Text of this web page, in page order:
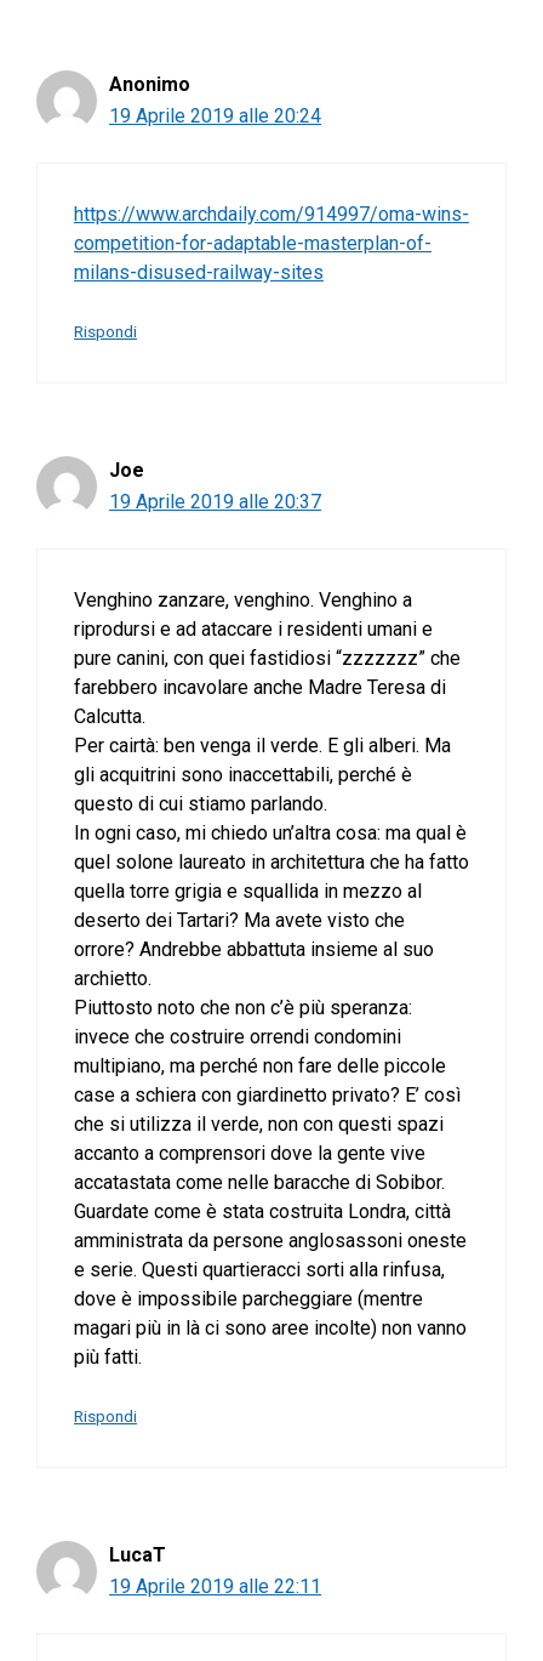
Anonimo
19 Aprile 2019 alle 20:24
https://www.archdaily.com/914997/oma-wins-
competition-for-adaptable-masterplan-of-
milans-disused-railway-sites
Rispondi
Joe
19 Aprile 2019 alle 20:37
Venghino zanzare, venghino. Venghino a
riprodursi e ad ataccare i residenti umani e
pure canini, con quei fastidiosi “zzzzzzz” che
farebbero incavolare anche Madre Teresa di
Calcutta.
Per cairtà: ben venga il verde. E gli alberi. Ma
gli acquitrini sono inaccettabili, perché è
questo di cui stiamo parlando.
In ogni caso, mi chiedo un’altra cosa: ma qual è
quel solone laureato in architettura che ha fatto
quella torre grigia e squallida in mezzo al
deserto dei Tartari? Ma avete visto che
orrore? Andrebbe abbattuta insieme al suo
archietto.
Piuttosto noto che non c’è più speranza:
invece che costruire orrendi condomini
multipiano, ma perché non fare delle piccole
case a schiera con giardinetto privato? E’ così
che si utilizza il verde, non con questi spazi
accanto a comprensori dove la gente vive
accatastata come nelle baracche di Sobibor.
Guardate come è stata costruita Londra, città
amministrata da persone anglosassoni oneste
e serie. Questi quartieracci sorti alla rinfusa,
dove è impossibile parcheggiare (mentre
magari più in là ci sono aree incolte) non vanno
più fatti.
Rispondi
LucaT
19 Aprile 2019 alle 22:11